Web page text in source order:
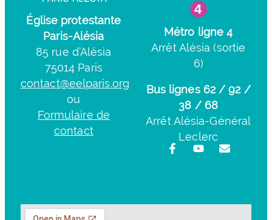
Église protestante
Paris-Alésia
85 rue d’Alésia
75014 Paris
contact@eelparis.org
ou
Formulaire de
contact
Métro ligne 4
Arrêt Alésia (sortie
6)
Bus lignes 62 / 92 /
38 / 68
Arrêt Alésia-Général
Leclerc